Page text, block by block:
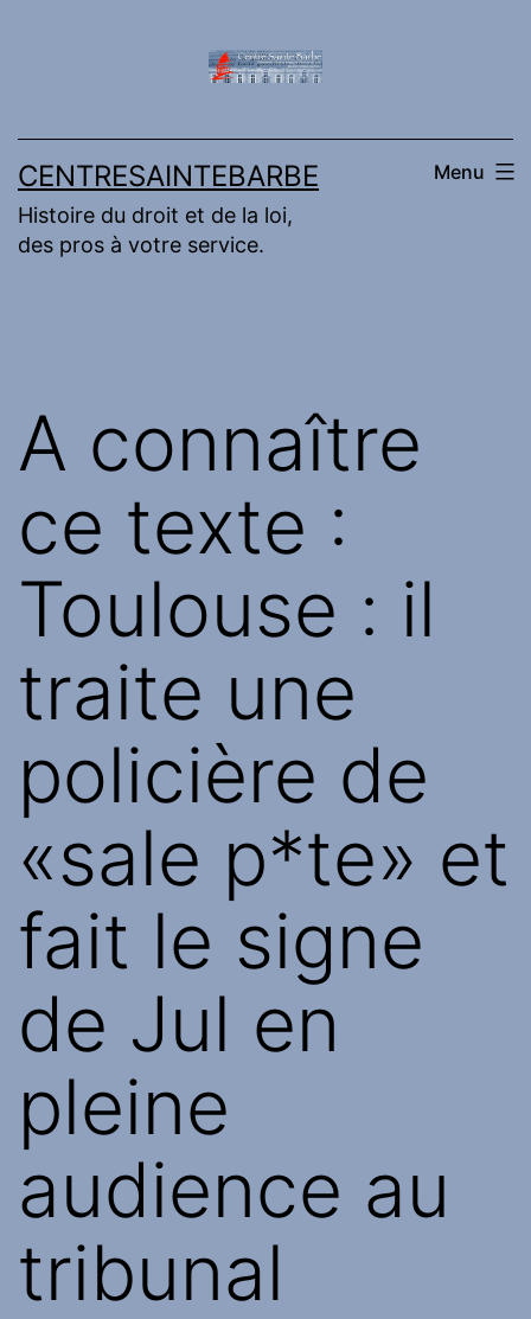
CENTRESAINTEBARBE
Histoire du droit et de la loi,
des pros à votre service.
Menu
A connaître
ce texte :
Toulouse : il
traite une
policière de
«sale p*te» et
fait le signe
de Jul en
pleine
audience au
tribunal